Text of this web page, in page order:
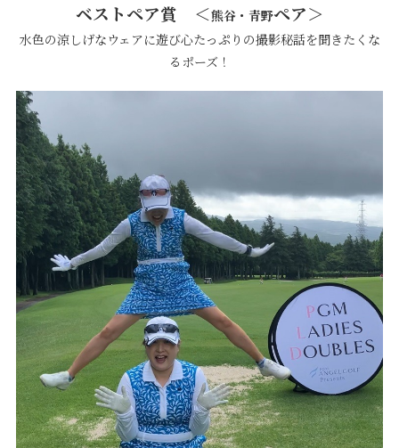
ベストペア賞 ＜熊谷・青野ペア＞
水色の涼しげなウェアに遊び心たっぷりの撮影秘話を聞きたくな
るポーズ！